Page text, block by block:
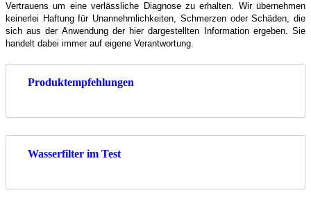
Vertrauens um eine verlässliche Diagnose zu erhalten. Wir übernehmen
keinerlei Haftung für Unannehmlichkeiten, Schmerzen oder Schäden, die
sich aus der Anwendung der hier dargestellten Information ergeben. Sie
handelt dabei immer auf eigene Verantwortung.
Produktempfehlungen
Wasserfilter im Test